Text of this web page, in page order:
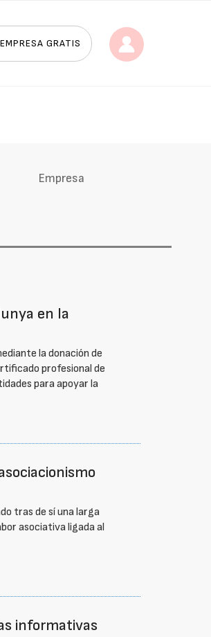
GRATIS
Empresa
en la
la donación de
profesional de
para apoyar la
tras de sí una larga
asociativa ligada al
informativas